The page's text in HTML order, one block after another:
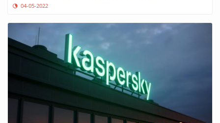
04-05-2022